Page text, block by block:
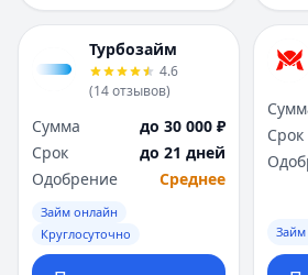
Турбозайм
4.6
(14отзывов)
Сумма
до 30 000 ₽
Срок
до 21 дней
Одобрение
Среднее
Займ онлайн
Круглосуточно
Срок
Займ